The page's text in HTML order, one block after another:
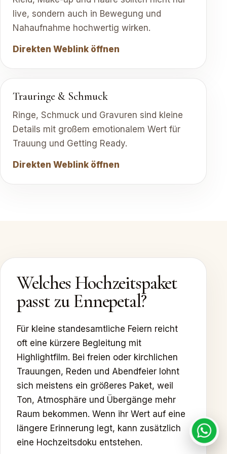
live, sondern auch in Bewegung und
Nahaufnahme hochwertig wirken.
Direkten Weblink öffnen
Trauringe & Schmuck
Ringe, Schmuck und Gravuren sind kleine
Details mit großem emotionalem Wert für
Trauung und Getting Ready.
Direkten Weblink öffnen
Welches Hochzeitspaket
passt zu Ennepetal?
Für kleine standesamtliche Feiern reicht
oft eine kürzere Begleitung mit
Highlightfilm. Bei freien oder kirchlichen
Trauungen, Reden und Abendfeier lohnt
sich meistens ein größeres Paket, weil
Ton, Atmosphäre und Übergänge mehr
Raum bekommen. Wenn ihr Wert auf eine
längere Erinnerung legt, kann zusätzlich
eine Hochzeitsdoku entstehen.